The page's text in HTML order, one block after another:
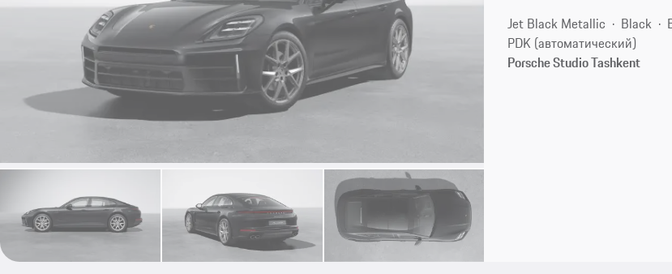
Jet Black Metallic Black
PDK (автоматический)
Porsche Studio Tashkent